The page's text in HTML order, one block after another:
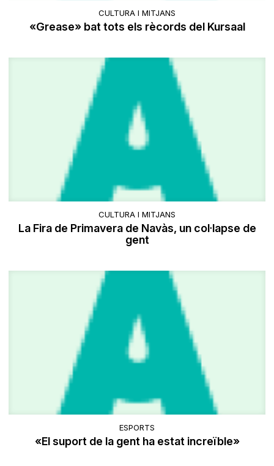
CULTURA I MITJANS
«Grease» bat tots els rècords del Kursaal
CULTURA I MITJANS
La Fira de Primavera de Navàs, un col·lapse de
gent
ESPORTS
«El suport de la gent ha estat increïble»